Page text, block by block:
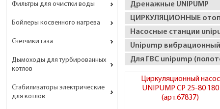
Фильтры для очистки воды
Бойлеры косвенного нагрева
Счетчики газа
Дымоходы для турбированных
котлов
Стабилизаторы электрические
для котлов
Дренажные UNIPUMP
ЦИРКУЛЯЦИОННЫЕ
Насосные станции
Unipump
Для ГВС unipump
Циркуляционный насос
UNIPUMP CP 25-80 180
(арт.67837)